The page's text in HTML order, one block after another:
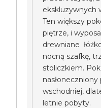
ekskluzywnych
Ten większy
piętrze, i
drewniane
nocną szafkę,
stoliczkiem.
wschodniej,
letnie pobyty.